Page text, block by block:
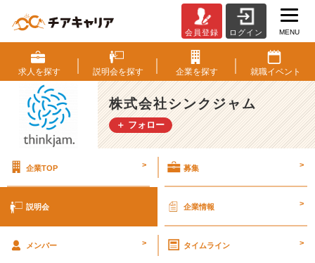
式
会
社
シ
ン
ク
の
会
会員登録 ログイン MENU
求人を探す 説明会を探す 企業を探す 就職イベント
株式会社シンクジャム
＋ フォロー
企業TOP > 募集 >
説明会 企業情報 >
メンバー > タイムライン >